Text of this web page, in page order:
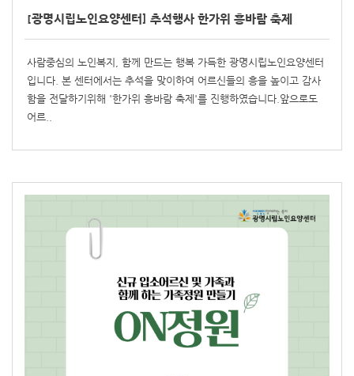
[광명시립노인요양센터] 추석행사 한가위 흥바람 축제
사람중심의 노인복지, 함께 만드는 행복 가득한 광명시립노인요양센터
입니다. 본 센터에서는 추석을 맞이하여 어르신들의 흥을 높이고 감사
함을 전달하기위해 '한가위 흥바람 축제'를 진행하였습니다.앞으로도
어르..